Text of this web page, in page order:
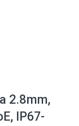
2.8mm,
IP67-